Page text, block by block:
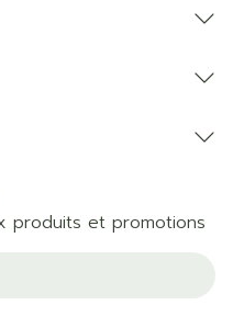
produits et promotions